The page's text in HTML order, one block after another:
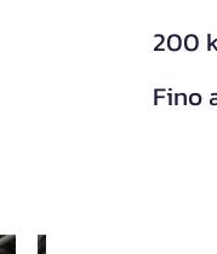
200
Fino